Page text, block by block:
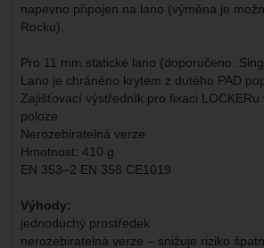
napevno připojen na lano (výměna je
Rocku).
Pro 11 mm statické lano (doporučeno:
Lano je chráněno krytem z dutého PAD
Zajišťovací výstředník pro fixaci LOCKERu
poloze
Nerozebiratelná verze
Hmotnost: 410 g
EN 353–2 EN 358 CE1019
Výhody:
jednoduchý prostředek
nerozebiratelná verze – snižuje riziko